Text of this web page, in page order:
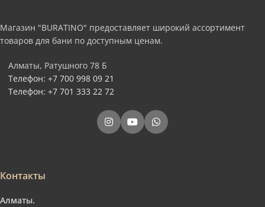
Магазин "BURATINO" предоставляет широкий ассортимент
товаров для бани по доступным ценам.
Алматы, Ратушного 78 Б
Телефон: +7 700 998 09 21
Телефон: +7 701 333 22 72
Контакты
Алматы.